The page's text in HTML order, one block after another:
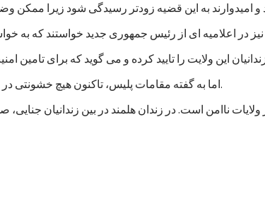
اما به گفته مقامات پلیس، تاکنون هیچ خشونتی در جریان اعتصاب زندانیان هلمند رخ نداده است.